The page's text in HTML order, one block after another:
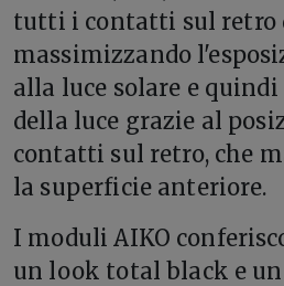
tutti i contatti sul retro
massimizzando
alla luce solare e
della luce grazie al
contatti sul retro, che
la superficie anteriore.
I moduli AIKO
un look total black e